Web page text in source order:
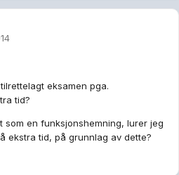
eksamen pga.
tid?
som en funksjonshemning, lurer jeg
ekstra tid, på grunnlag av dette?